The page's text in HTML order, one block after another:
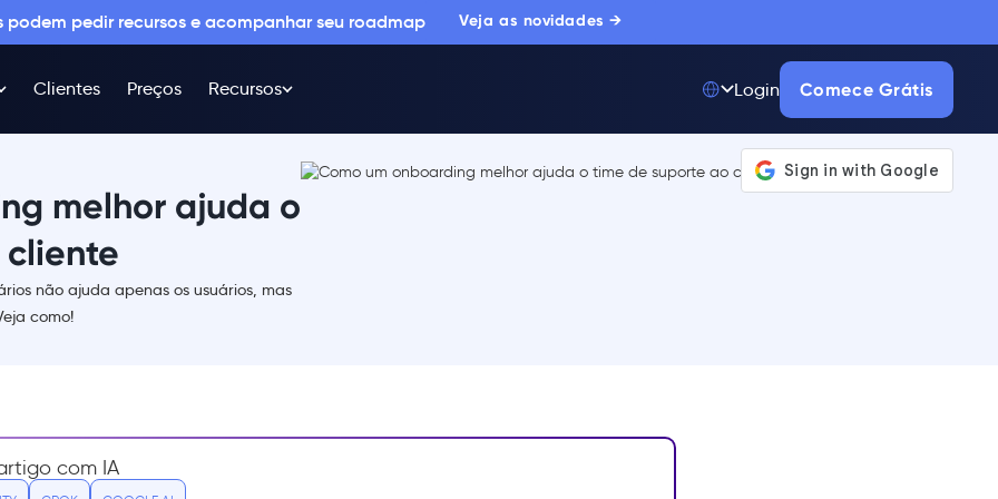
podem pedir recursos e acompanhar seu roadmap Veja as novidades →
Clientes Preços Recursos Login Comece Grátis
melhor ajuda o
não ajuda apenas os usuários, mas
como!
com IA